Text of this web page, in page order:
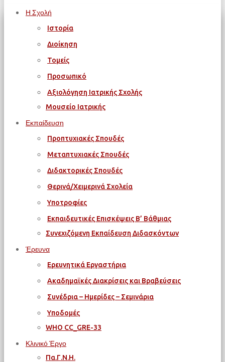
Η Σχολή
Ιστορία
Διοίκηση
Τομείς
Προσωπικό
Αξιολόγηση Ιατρικής Σχολής
Μουσείο Ιατρικής
Εκπαίδευση
Προπτυχιακές Σπουδές
Μεταπτυχιακές Σπουδές
Διδακτορικές Σπουδές
Θερινά/Χειμερινά Σχολεία
Υποτροφίες
Εκπαιδευτικές Επισκέψεις Β’ Βάθμιας
Συνεχιζόμενη Εκπαίδευση Διδασκόντων
Έρευνα
Ερευνητικά Εργαστήρια
Ακαδημαϊκές Διακρίσεις και Βραβεύσεις
Συνέδρια – Ημερίδες – Σεμινάρια
Υποδομές
WΗΟ CC_GRE-33
Κλινικό Έργο
Πα.Γ.Ν.Η.